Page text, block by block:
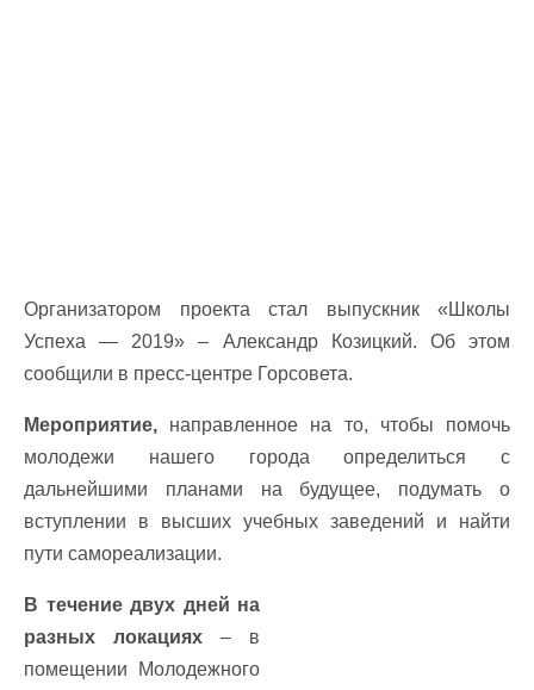
Организатором проекта стал выпускник «Школы
Успеха — 2019» – Александр Козицкий. Об этом
сообщили в пресс-центре Горсовета.
Мероприятие, направленное на то, чтобы помочь
молодежи нашего города определиться с
дальнейшими планами на будущее, подумать о
вступлении в высших учебных заведений и найти
пути самореализации.
В течение двух дней на
разных локациях – в
помещении Молодежного